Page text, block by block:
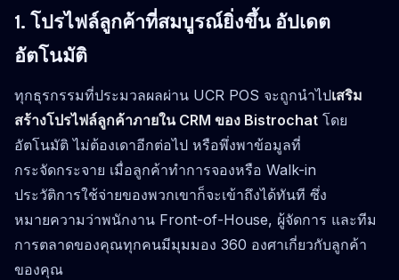
1. โปรไฟล์ลูกค้าที่สมบูรณ์ยิ่งขึ้น อัปเดต
อัตโนมัติ
ทุกธุรกรรมที่ประมวลผลผ่าน UCR POS จะถูกนำไปเสริม
สร้างโปรไฟล์ลูกค้าภายใน CRM ของ Bistrochat โดย
อัตโนมัติ ไม่ต้องเดาอีกต่อไป หรือพึ่งพาข้อมูลที่
กระจัดกระจาย เมื่อลูกค้าทำการจองหรือ Walk-in
ประวัติการใช้จ่ายของพวกเขาก็จะเข้าถึงได้ทันที ซึ่ง
หมายความว่าพนักงาน Front-of-House, ผู้จัดการ และทีม
การตลาดของคุณทุกคนมีมุมมอง 360 องศาเกี่ยวกับลูกค้า
ของคุณ